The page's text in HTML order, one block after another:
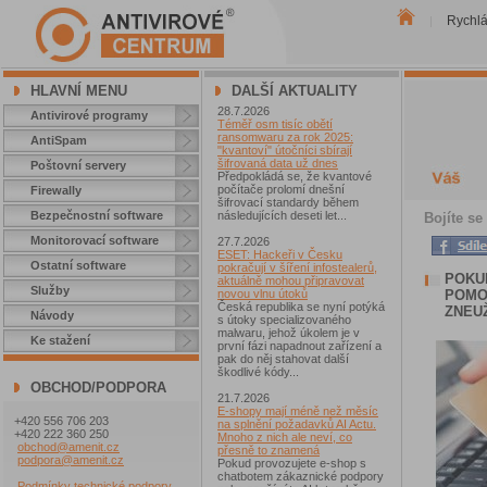
HLAVNÍ MENU
Antivirové programy
AntiSpam
Poštovní servery
Firewally
Bezpečnostní software
Monitorovací software
Ostatní software
Služby
Návody
Ke stažení
OBCHOD/PODPORA
+420 556 706 203
+420 222 360 250
obchod@amenit.cz
podpora@amenit.cz
DALŠÍ AKTUALITY
28.7.2026
Téměř osm tisíc obětí
ransomwaru za rok 2025:
"kvantoví" útočníci sbírají
šifrovaná data už dnes
Předpokládá se, že kvantové
počítače prolomí dnešní
šifrovací standardy během
následujících deseti let...
27.7.2026
ESET: Hackeři v Česku
pokračují v šíření infostealerů,
aktuálně mohou připravovat
novou vlnu útoků
Česká republika se nyní potýká
s útoky specializovaného
malwaru, jehož úkolem je v
první fázi napadnout zařízení a
pak do něj stahovat další
škodlivé kódy...
21.7.2026
E-shopy mají méně než měsíc
na splnění požadavků AI Actu.
Mnoho z nich ale neví, co
přesně to znamená
Pokud provozujete e-shop s
chatbotem zákaznické podpory
Bojíte